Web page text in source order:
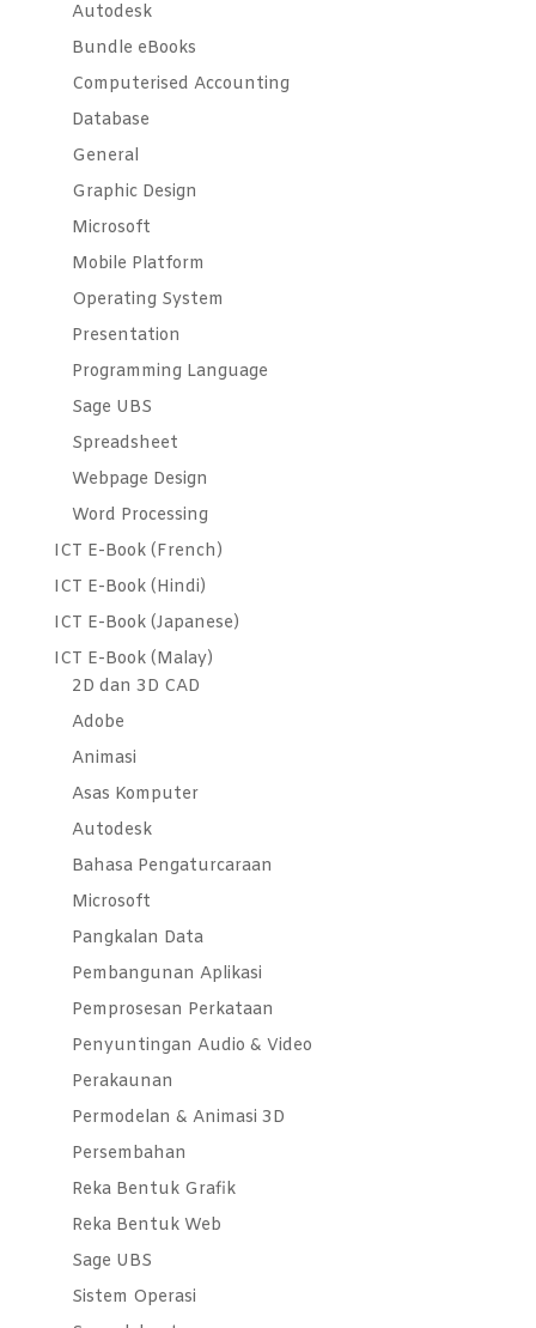
Autodesk
Bundle eBooks
Computerised Accounting
Database
General
Graphic Design
Microsoft
Mobile Platform
Operating System
Presentation
Programming Language
Sage UBS
Spreadsheet
Webpage Design
Word Processing
ICT E-Book (French)
ICT E-Book (Hindi)
ICT E-Book (Japanese)
ICT E-Book (Malay)
2D dan 3D CAD
Adobe
Animasi
Asas Komputer
Autodesk
Bahasa Pengaturcaraan
Microsoft
Pangkalan Data
Pembangunan Aplikasi
Pemprosesan Perkataan
Penyuntingan Audio & Video
Perakaunan
Permodelan & Animasi 3D
Persembahan
Reka Bentuk Grafik
Reka Bentuk Web
Sage UBS
Sistem Operasi